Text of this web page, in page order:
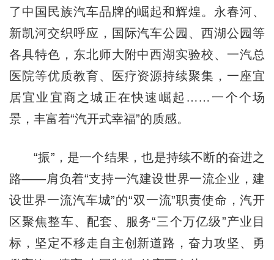
了中国民族汽车品牌的崛起和辉煌。永春河、
新凯河交织呼应，国际汽车公园、西湖公园等
各具特色，东北师大附中西湖实验校、一汽总
医院等优质教育、医疗资源持续聚集，一座宜
居宜业宜商之城正在快速崛起……一个个场
景，丰富着“汽开式幸福”的质感。
“振”，是一个结果，也是持续不断的奋进之
路——肩负着“支持一汽建设世界一流企业，建
设世界一流汽车城”的“双一流”职责使命，汽开
区聚焦整车、配套、服务“三个万亿级”产业目
标，坚定不移走自主创新道路，奋力攻坚、勇